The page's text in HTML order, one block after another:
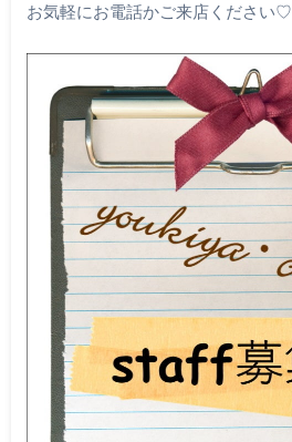
お気軽にお電話かご来店ください♡